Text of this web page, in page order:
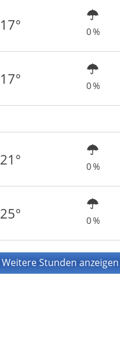
17° 0 %
17° 0 %
21° 0 %
25° 0 %
Weitere Stunden anzeigen